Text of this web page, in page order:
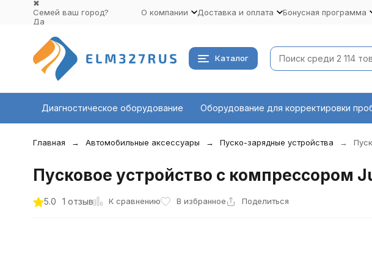
✖
Семей ваш город?
Да
О компании Доставка и оплата Бонусная программа
Каталог
Диагностическое оборудование Оборудование для корректировки
Главная Автомобильные аксессуары Пуско-зарядные устройства
Пусковое устройство с компрессором
5.0 1 отзыв К сравнению В избранное Поделиться